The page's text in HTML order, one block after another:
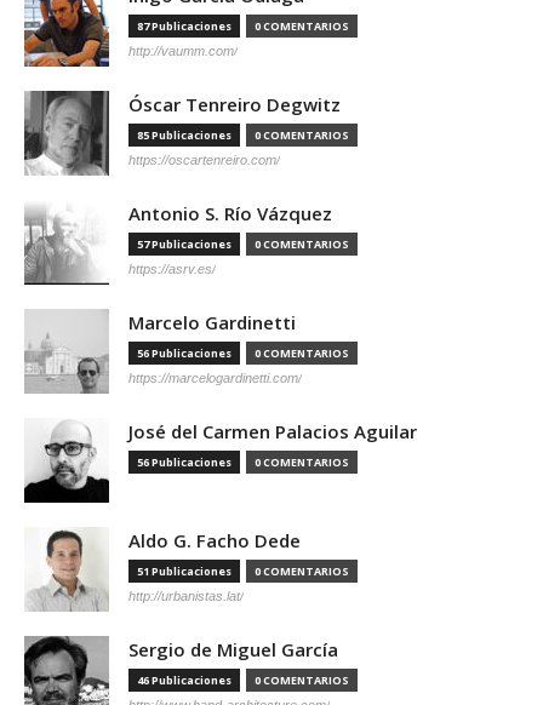
87 Publicaciones 0 COMENTARIOS
http://vaumm.com/
Óscar Tenreiro Degwitz
85 Publicaciones 0 COMENTARIOS
https://oscartenreiro.com/
Antonio S. Río Vázquez
57 Publicaciones 0 COMENTARIOS
https://asrv.es/
Marcelo Gardinetti
56 Publicaciones 0 COMENTARIOS
https://marcelogardinetti.com/
José del Carmen Palacios Aguilar
56 Publicaciones 0 COMENTARIOS
Aldo G. Facho Dede
51 Publicaciones 0 COMENTARIOS
http://urbanistas.lat/
Sergio de Miguel García
46 Publicaciones 0 COMENTARIOS